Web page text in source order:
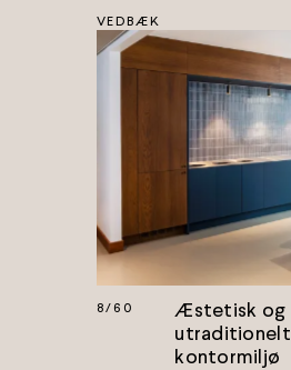
VEDBÆK
8/60
Æstetisk og
utraditionelt
kontormiljø